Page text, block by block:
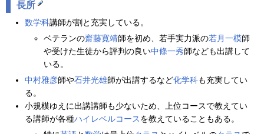
長所
数学科講師が割と充実している。
ベテランの齋藤寛靖師を初め、若手実力派の若月一模師
や受けた生徒から評判の良い中條一秀師なども出講して
いる。
中村雅彦師や石井光雄師が出講するなど化学科も充実してい
る。
小規模ゆえに出講講師も少ないため、上位コースで教えてい
る講師が各種ハイレベルコースを教えていることもある。